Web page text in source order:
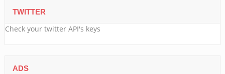
TWITTER
Check your twitter API's keys
ADS